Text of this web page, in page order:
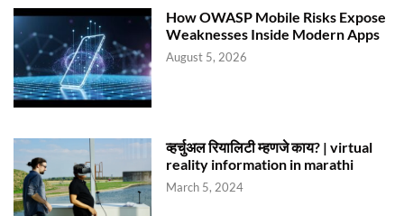
How OWASP Mobile Risks Expose
Weaknesses Inside Modern Apps
August 5, 2026
व्हर्चुअल रियालिटी म्हणजे काय? | virtual
reality information in marathi
March 5, 2024